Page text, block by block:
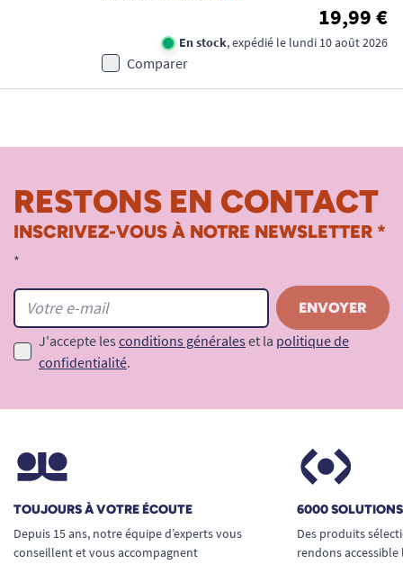
19,99 €
En stock, expédié le lundi 10 août 2026
Comparer
RESTONS EN CONTACT
INSCRIVEZ-VOUS À NOTRE NEWSLETTER *
*
J'accepte les conditions générales et la politique de
confidentialité.
TOUJOURS À VOTRE ÉCOUTE
Depuis 15 ans, notre équipe d’experts vous
conseillent et vous accompagnent
6000
Des produits
rendons